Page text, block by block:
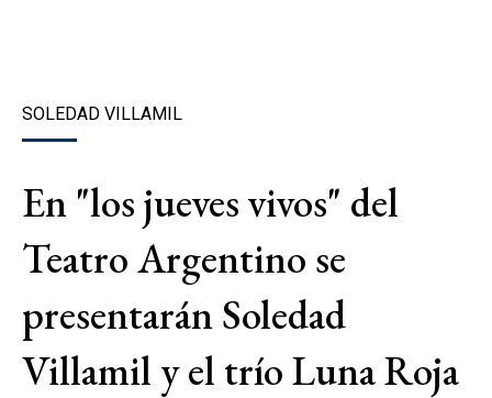
SOLEDAD VILLAMIL
En "los jueves vivos" del
Teatro Argentino se
presentarán Soledad
Villamil y el trío Luna Roja